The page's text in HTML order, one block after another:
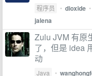
程序员 • dioxide •
jalena
Zulu JVM 有原
了，但是 idea
动
Java •